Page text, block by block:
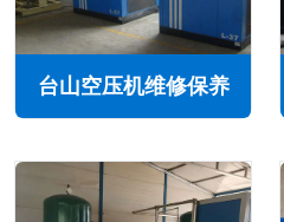
台山空压机维修保养